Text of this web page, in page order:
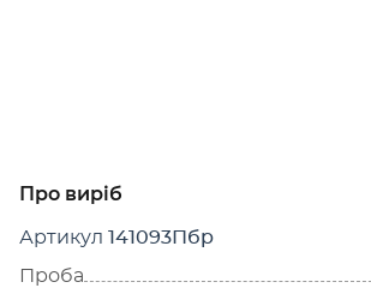
Про виріб
Артикул 141093Пбр
Проба